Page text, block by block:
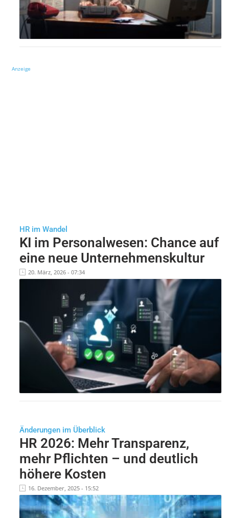
Anzeige
HR im Wandel
KI im Personalwesen: Chance auf
eine neue Unternehmenskultur
20. März, 2026 - 07:34
Änderungen im Überblick
HR 2026: Mehr Transparenz,
mehr Pflichten – und deutlich
höhere Kosten
16. Dezember, 2025 - 15:52